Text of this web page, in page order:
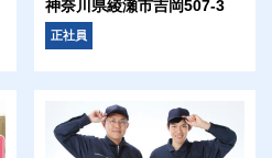
神奈川県綾瀬市吉岡507-3
正社員